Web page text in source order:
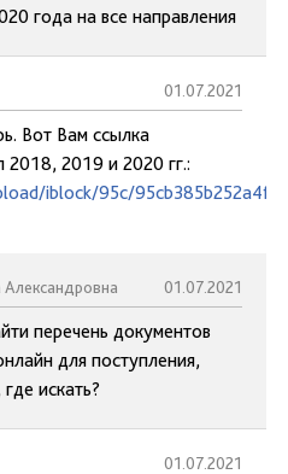
года на все направления
01.07.2021
Вот Вам ссылка
2019 и 2020 гг.:
iblock/95c/
01.07.2021
перечень документов
для поступления,
искать?
01.07.2021